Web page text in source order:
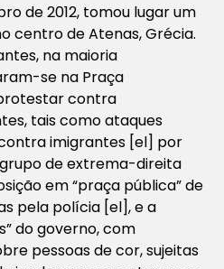
de 2012, tomou lugar um
centro de Atenas, Grécia.
na maioria
se na Praça
contra
tais como ataques
imigrantes [el] por
de extrema-direita
em “praça pública” de
pela polícia [el], e a
do governo, com
pessoas de cor, sujeitas